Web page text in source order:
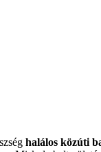
halálos közúti